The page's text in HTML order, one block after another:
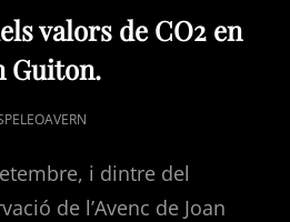
valors de CO2 en
Guiton.
i dintre del
de l’Avenc de Joan